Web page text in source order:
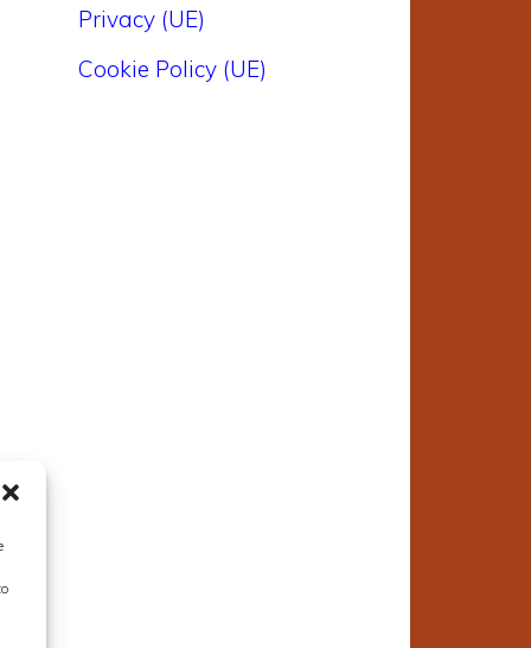
Privacy (UE)
Cookie Policy (UE)